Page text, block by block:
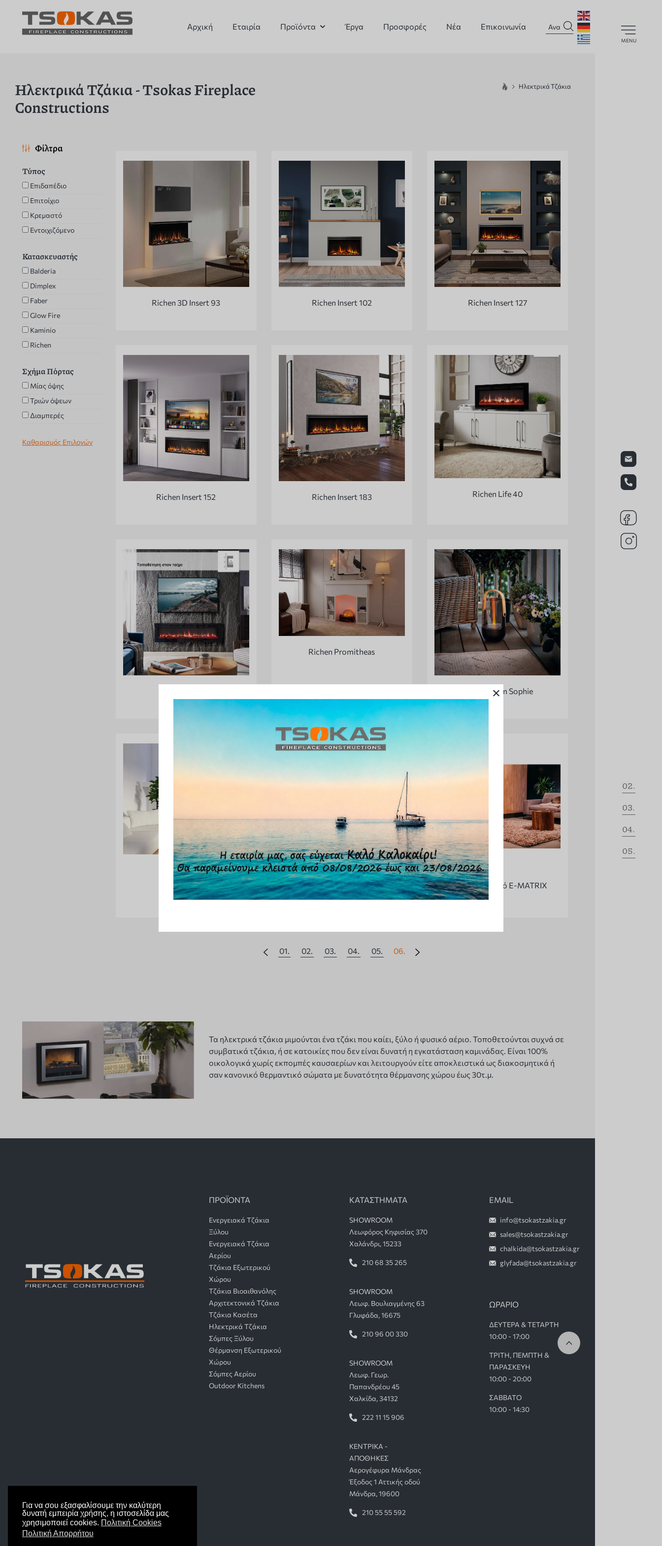
Για να σου εξασφαλίσουμε την καλύτερη
δυνατή εμπειρία χρήσης, η ιστοσελίδα μας
χρησιμοποιεί cookies. Πολιτική Cookies
Πολιτική Απορρήτου
Αρχική Εταιρία Προϊόντα Έργα Προσφορές Νέα Επικοινωνία
×
02.
03.
04.
05.
Ηλεκτρικά Τζάκια - Tsokas Fireplace
Constructions
Ηλεκτρικά Τζάκια
Richen 3D Insert 93 Richen Insert 102 Richen Insert 127
Richen Insert 152 Richen Insert 183 Richen Life 40
Richen Promitheas
Stadler Form Sophie
Uranus
Vesta Τζάκι ηλεκτρικό E-MATRIX
01. 02. 03. 04. 05. 06.
Φίλτρα
Τύπος
Επιδαπέδιο
Επιτοίχιο
Κρεμαστό
Εντοιχιζόμενο
Κατασκευαστής
Balderia
Dimplex
Faber
Glow Fire
Kaminio
Richen
Σχήμα Πόρτας
Μίας όψης
Τριών όψεων
Διαμπερές
Καθαρισμός Επιλογών
Τα ηλεκτρικά τζάκια μιμούνται ένα τζάκι που καίει, ξύλο ή φυσικό αέριο. Τοποθετούνται συχνά σε
συμβατικά τζάκια, ή σε κατοικίες που δεν είναι δυνατή η εγκατάσταση καμινάδας. Είναι 100%
οικολογικά χωρίς εκπομπές καυσαερίων και λειτουργούν είτε αποκλειστικά ως διακοσμητικά ή
σαν κανονικό θερμαντικό σώματα με δυνατότητα θέρμανσης χώρου έως 30τ.μ.
ΠΡΟΪΟΝΤΑ
Ενεργειακά Τζάκια
Ξύλου
Ενεργειακά Τζάκια
Αερίου
Τζάκια Εξωτερικού
Χώρου
Τζάκια Βιοαιθανόλης
Αρχιτεκτονικά Τζάκια
Τζάκια Κασέτα
Ηλεκτρικά Τζάκια
Σόμπες Ξύλου
Θέρμανση Εξωτερικού
Χώρου
Σόμπες Αερίου
Outdoor Kitchens
ΚΑΤΑΣΤΗΜΑΤΑ
SHOWROOM
Λεωφόρος Κηφισίας 370
Χαλάνδρι, 15233
210 68 35 265
SHOWROOM
Λεωφ. Βουλιαγμένης 63
Γλυφάδα, 16675
210 96 00 330
SHOWROOM
Λεωφ. Γεωρ.
Παπανδρέου 45
Χαλκίδα, 34132
222 11 15 906
ΚΕΝΤΡΙΚΑ -
ΑΠΟΘΗΚΕΣ
Αερογέφυρα Μάνδρας
Έξοδος 1 Αττικής οδού
Μάνδρα, 19600
210 55 55 592
EMAIL
info@tsokastzakia.gr
sales@tsokastzakia.gr
chalkida@tsokastzakia.gr
glyfada@tsokastzakia.gr
ΩΡΑΡΙΟ
ΔΕΥΤΕΡΑ & ΤΕΤΑΡΤΗ
10:00 - 17:00
ΤΡΙΤΗ, ΠΕΜΠΤΗ &
ΠΑΡΑΣΚΕΥΗ
10:00 - 20:00
ΣΑΒΒΑΤΟ
10:00 - 14:30
MENU